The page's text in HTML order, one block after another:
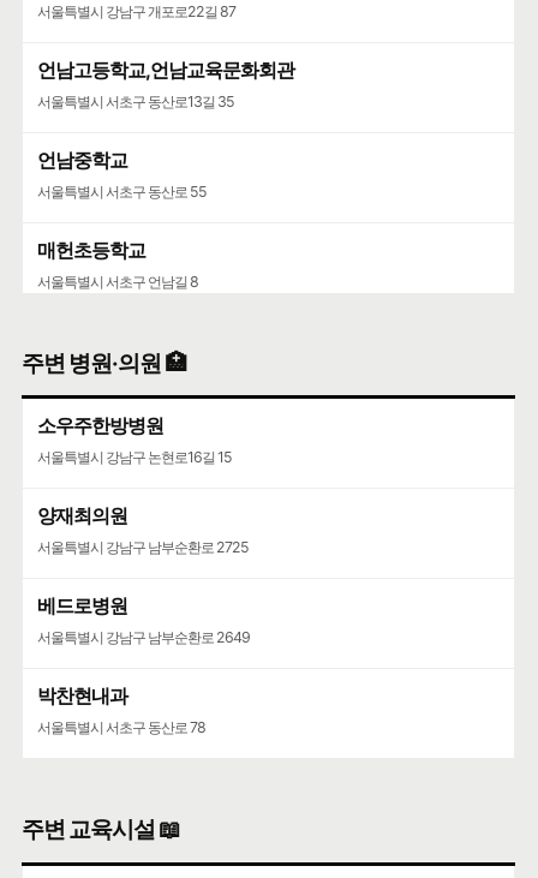
서울특별시 강남구 개포로22길 87
언남고등학교,언남교육문화회관
서울특별시 서초구 동산로13길 35
언남중학교
서울특별시 서초구 동산로 55
매헌초등학교
서울특별시 서초구 언남길 8
서울특별시 강남구 선릉로 9
주변 병원·의원 🏥
소우주한방병원
서울특별시 강남구 논현로16길 15
양재최의원
서울특별시 강남구 남부순환로 2725
베드로병원
서울특별시 강남구 남부순환로 2649
박찬현내과
서울특별시 서초구 동산로 78
주변 교육시설 📖